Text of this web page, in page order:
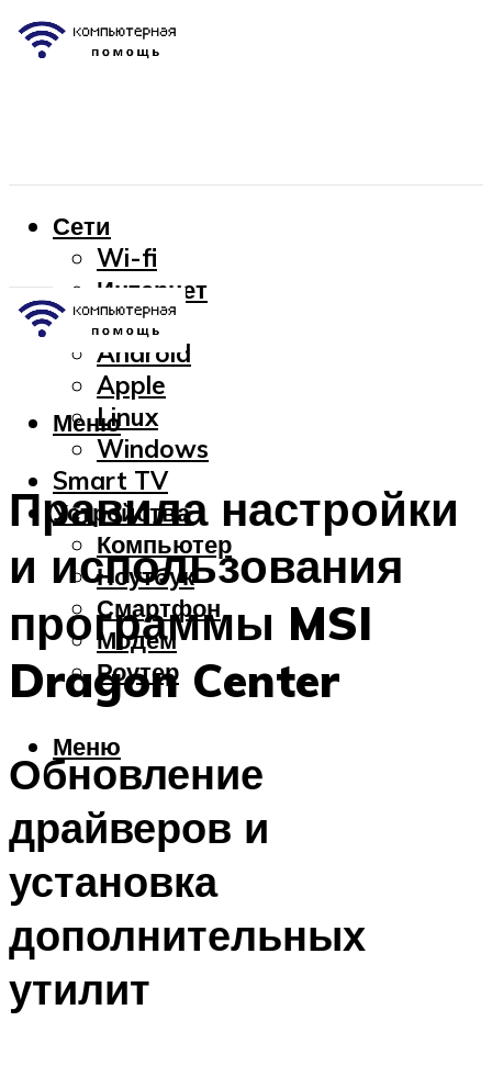
Сети
Wi-fi
Интернет
OC
Android
Apple
Linux
Windows
Smart TV
Устройства
Компьютер
Ноутбук
Смартфон
Модем
Роутер
Меню
Меню
Правила настройки
и использования
программы MSI
Dragon Center
Обновление
драйверов и
установка
дополнительных
утилит